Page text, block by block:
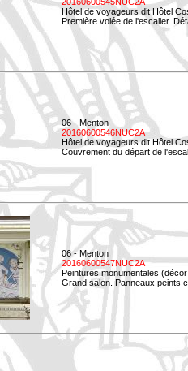
Hôtel de voyageurs dit Hôtel
Première volée de l'escalier.
06 - Menton
20160600546NUC2A
Hôtel de voyageurs dit Hôtel
Couvrement du départ de
06 - Menton
20160600547NUC2A
Peintures monumentales
Grand salon. Panneaux peints